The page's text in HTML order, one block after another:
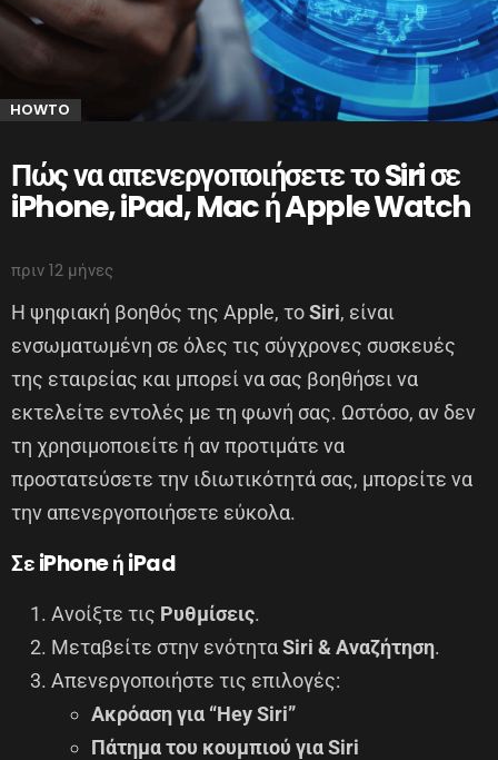
HOWTO
Πώς να απενεργοποιήσετε το Siri σε
iPhone, iPad, Mac ή Apple Watch
πριν 12 μήνες
Η ψηφιακή βοηθός της Apple, τοSiri, είναι
ενσωματωμένη σε όλες τις σύγχρονες συσκευές
της εταιρείας και μπορεί να σας βοηθήσει να
εκτελείτε εντολές με τη φωνή σας. Ωστόσο, αν δεν
τη χρησιμοποιείτε ή αν προτιμάτε να
προστατεύσετε την ιδιωτικότητά σας, μπορείτε να
την απενεργοποιήσετε εύκολα.
Σε iPhone ή iPad
Ανοίξτε τις Ρυθμίσεις.
Μεταβείτε στην ενότηταSiri & Αναζήτηση.
Απενεργοποιήστε τις επιλογές:
Ακρόαση για “Hey Siri”
Πάτημα του κουμπιού για Siri